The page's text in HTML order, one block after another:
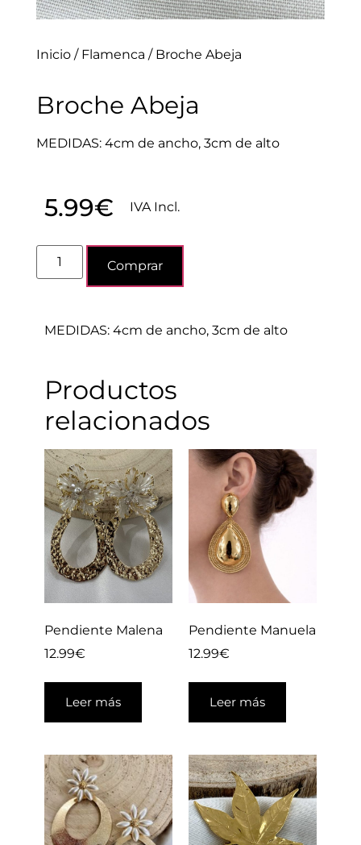
Inicio/ Flamenca / Broche Abeja
Broche Abeja
MEDIDAS: 4cm de ancho, 3cm de alto
5.99€ IVA Incl.
Comprar
MEDIDAS: 4cm de ancho, 3cm de alto
Productos
relacionados
Pendiente Malena
12.99€
Leer más
Pendiente Manuela
12.99€
Leer más